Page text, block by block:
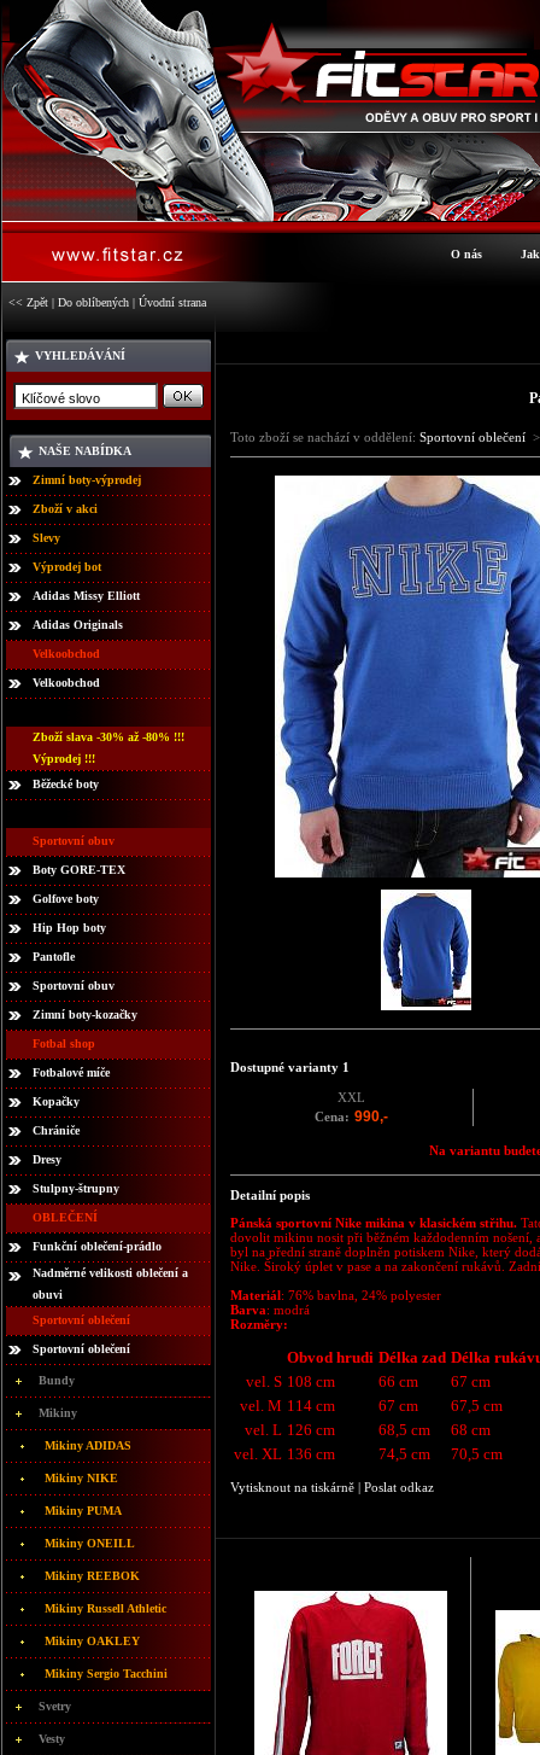
O nás
<< Zpět | Do oblíbených | Úvodní strana
VYHLEDÁVÁNÍ
NAŠE NABÍDKA
Zimní boty-výprodej
Zboží v akci
Slevy
Výprodej bot
Adidas Missy Elliott
Adidas Originals
Velkoobchod
Velkoobchod
Zboží slava -30% až -80% !!!
Výprodej !!!
Běžecké boty
Sportovní obuv
Boty GORE-TEX
Golfove boty
Hip Hop boty
Pantofle
Sportovní obuv
Zimní boty-kozačky
Fotbal shop
Fotbalové míče
Kopačky
Chrániče
Dresy
Stulpny-štrupny
OBLEČENÍ
Funkční oblečení-prádlo
Nadměrné velikosti oblečení a
obuvi
Sportovní oblečení
Sportovní oblečení
Bundy
Mikiny
Mikiny ADIDAS
Mikiny NIKE
Mikiny PUMA
Mikiny ONEILL
Mikiny REEBOK
Mikiny Russell Athletic
Mikiny OAKLEY
Mikiny Sergio Tacchini
Svetry
Vesty
Toto zboží se nachází v oddělení: Sportovní oblečení
Dostupné varianty 1
XXL
Cena: 990,-
Na variantu
Detailní popis
Pánská sportovní Nike mikina v klasickém střihu.
dovolit mikinu nosit při běžném každodenním
byl na přední straně doplněn potiskem Nike, který
Nike. Široký úplet v pase a na zakončení rukávů.
Materiál: 76% bavlna, 24% polyester
Barva: modrá
Rozměry:
Obvod hrudi Délka zad Délka
vel. S 108 cm 66 cm
67 cm
vel. M 114 cm 67 cm
67,5 cm
vel. L 126 cm 68,5 cm
68 cm
vel. XL 136 cm 74,5 cm 70,5 cm
Vytisknout na tiskárně | Poslat odkaz